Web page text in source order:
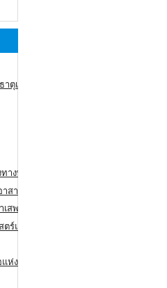
ตุเกิด
งพระพุทธศาสนา
สาฬหบูชา
สพติดสากล
ร์แห่งชาติ
ห่งชาติ